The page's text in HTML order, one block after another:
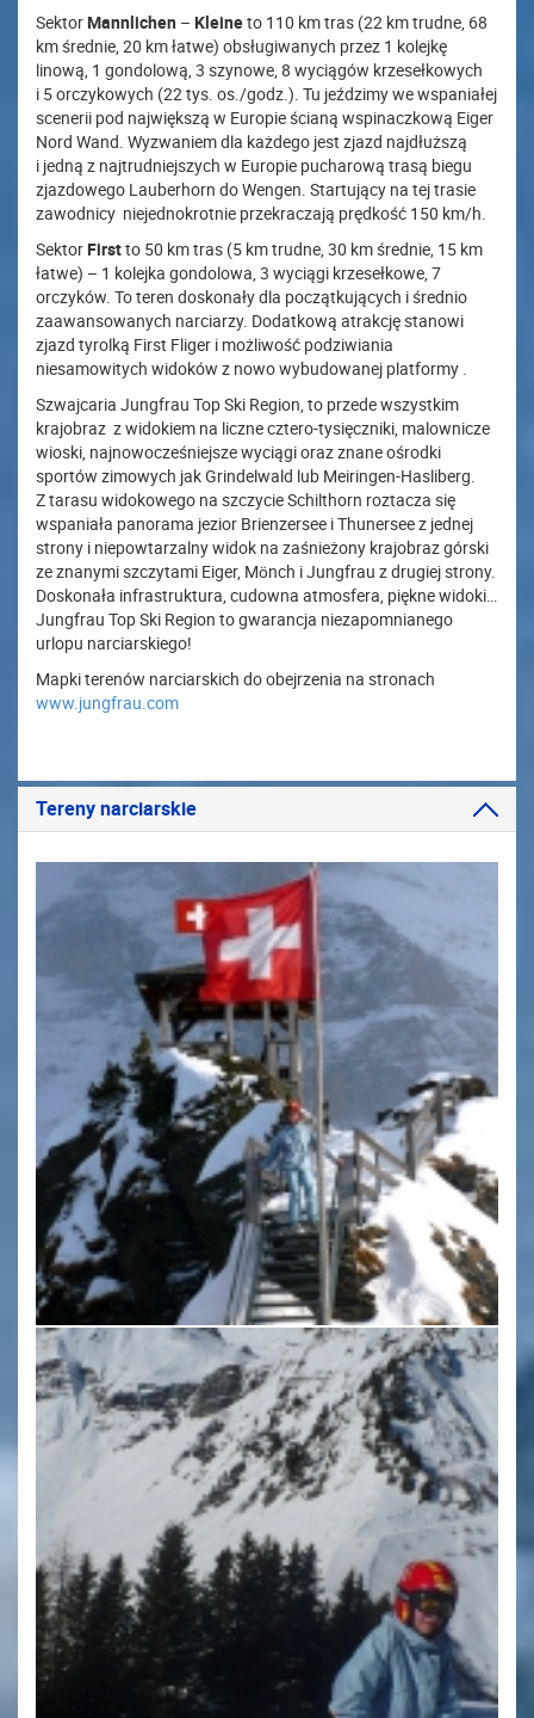
Sektor Mannlichen – Kleineto 110 km tras (22 km trudne, 68
km średnie, 20 km łatwe) obsługiwanych przez 1 kolejkę
linową, 1 gondolową, 3 szynowe, 8 wyciągów krzesełkowych
i 5 orczykowych (22 tys. os./godz.). Tu jeździmy we wspaniałej
scenerii pod największą w Europie ścianą wspinaczkową Eiger
Nord Wand. Wyzwaniem dla każdego jest zjazd najdłuższą
i jedną z najtrudniejszych w Europie pucharową trasą biegu
zjazdowego Lauberhorn do Wengen. Startujący na tej trasie
zawodnicy niejednokrotnie przekraczają prędkość 150 km/h.
Sektor Firstto 50 km tras (5 km trudne, 30 km średnie, 15 km
łatwe) – 1 kolejka gondolowa, 3 wyciągi krzesełkowe, 7
orczyków. To teren doskonały dla początkujących i średnio
zaawansowanych narciarzy. Dodatkową atrakcję stanowi
zjazd tyrolką First Fliger i możliwość podziwiania
niesamowitych widoków z nowo wybudowanej platformy .
Szwajcaria Jungfrau Top Ski Region, to przede wszystkim
krajobraz z widokiem na liczne cztero-tysięczniki, malownicze
wioski, najnowocześniejsze wyciągi oraz znane ośrodki
sportów zimowych jak Grindelwald lub Meiringen-Hasliberg.
Z tarasu widokowego na szczycie Schilthorn roztacza się
wspaniała panorama jezior Brienzersee i Thunersee z jednej
strony i niepowtarzalny widok na zaśnieżony krajobraz górski
ze znanymi szczytami Eiger, Mönch i Jungfrau z drugiej strony.
Doskonała infrastruktura, cudowna atmosfera, piękne widoki…
Jungfrau Top Ski Region to gwarancja niezapomnianego
urlopu narciarskiego!
Mapki terenów narciarskich do obejrzenia na stronach
www.jungfrau.com
Tereny narciarskie